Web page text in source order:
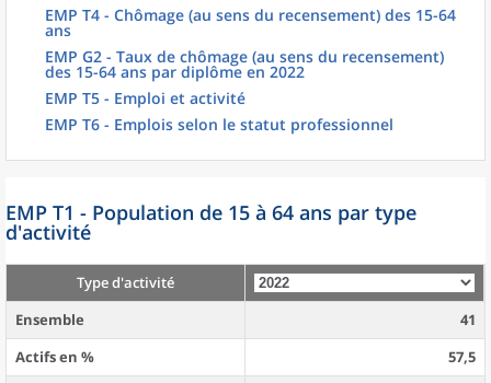
EMP T4 - Chômage (au sens du recensement) des 15-64
ans
EMP G2 - Taux de chômage (au sens du recensement)
des 15-64 ans par diplôme en 2022
EMP T5 - Emploi et activité
EMP T6 - Emplois selon le statut professionnel
EMP T1 - Population de 15 à 64 ans par type
d'activité
Type d'activité
Ensemble
41
Actifs en %
57,5